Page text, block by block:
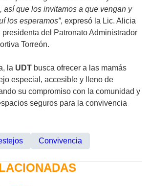
así que los invitamos a que vengan y
los esperamos”, expresó la Lic. Alicia
presidenta del Patronato Administrador
Torreón.
la UDT busca ofrecer a las mamás
especial, accesible y lleno de
su compromiso con la comunidad y
seguros para la convivencia
Convivencia